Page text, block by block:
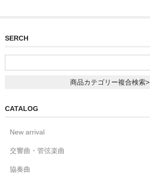
SERCH
商品カテゴリー複合検索>
CATALOG
New arrival
交響曲・管弦楽曲
協奏曲